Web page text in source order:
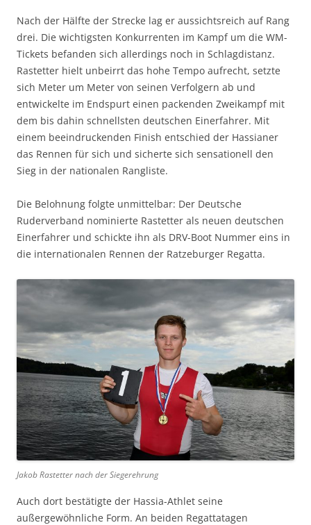
Nach der Hälfte der Strecke lag er aussichtsreich auf Rang
drei. Die wichtigsten Konkurrenten im Kampf um die WM-
Tickets befanden sich allerdings noch in Schlagdistanz.
Rastetter hielt unbeirrt das hohe Tempo aufrecht, setzte
sich Meter um Meter von seinen Verfolgern ab und
entwickelte im Endspurt einen packenden Zweikampf mit
dem bis dahin schnellsten deutschen Einerfahrer. Mit
einem beeindruckenden Finish entschied der Hassianer
das Rennen für sich und sicherte sich sensationell den
Sieg in der nationalen Rangliste.
Die Belohnung folgte unmittelbar: Der Deutsche
Ruderverband nominierte Rastetter als neuen deutschen
Einerfahrer und schickte ihn als DRV-Boot Nummer eins in
die internationalen Rennen der Ratzeburger Regatta.
Jakob Rastetter nach der Siegerehrung
Auch dort bestätigte der Hassia-Athlet seine
außergewöhnliche Form. An beiden Regattatagen